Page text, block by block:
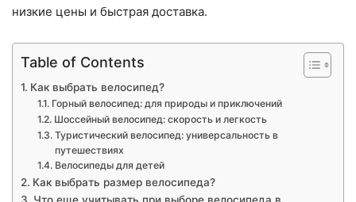
низкие цены и быстрая доставка.
Table of Contents
Как выбрать велосипед?
Горный велосипед: для природы и приключений
Шоссейный велосипед: скорость и легкость
Туристический велосипед: универсальность в
путешествиях
Велосипеды для детей
Как выбрать размер велосипеда?